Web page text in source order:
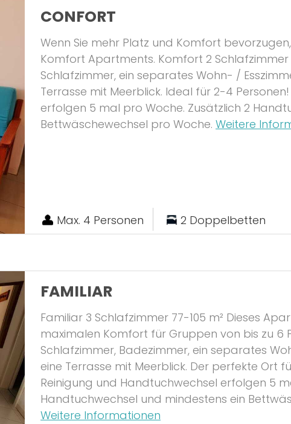
CONFORT
Wenn Sie mehr Platz und Komfort
Komfort Apartments. Komfort 2 Schlafzimmer
Schlafzimmer, ein separates Wohn- /
Terrasse mit Meerblick. Ideal für 2-4
erfolgen 5 mal pro Woche. Zusätzlich 2
Bettwäschewechsel pro Woche.Weitere
Max. 4 Personen 2 Doppelbetten
FAMILIAR
Familiar 3 Schlafzimmer 77-105 m² Dieses
maximalen Komfort für Gruppen von bis zu 6
Schlafzimmer, Badezimmer, ein separates
eine Terrasse mit Meerblick. Der perfekte Ort
Reinigung und Handtuchwechsel erfolgen 5
Handtuchwechsel und mindestens ein
Weitere Informationen